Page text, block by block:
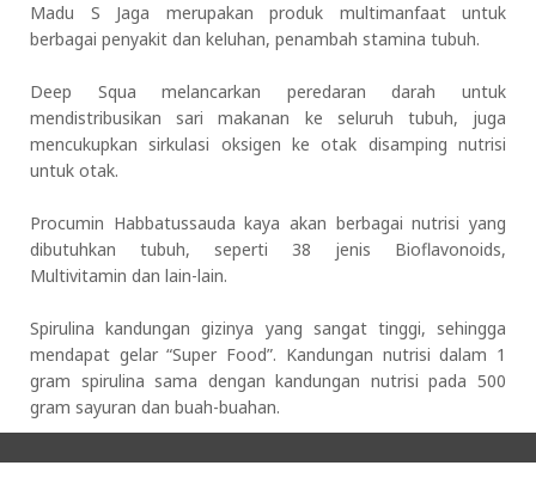
Madu S Jaga merupakan produk multimanfaat untuk
berbagai penyakit dan keluhan, penambah stamina tubuh.
Deep Squa melancarkan peredaran darah untuk
mendistribusikan sari makanan ke seluruh tubuh, juga
mencukupkan sirkulasi oksigen ke otak disamping nutrisi
untuk otak.
Procumin Habbatussauda kaya akan berbagai nutrisi yang
dibutuhkan tubuh, seperti 38 jenis Bioflavonoids,
Multivitamin dan lain-lain.
Spirulina kandungan gizinya yang sangat tinggi, sehingga
mendapat gelar “Super Food”. Kandungan nutrisi dalam 1
gram spirulina sama dengan kandungan nutrisi pada 500
gram sayuran dan buah-buahan.